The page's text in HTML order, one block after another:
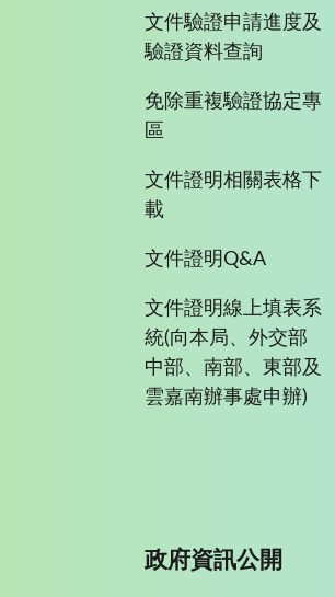
文件驗證申請進度及
驗證資料查詢
免除重複驗證協定專
區
文件證明相關表格下
載
文件證明Q&A
文件證明線上填表系
統(向本局、外交部
中部、南部、東部及
雲嘉南辦事處申辦)
政府資訊公開